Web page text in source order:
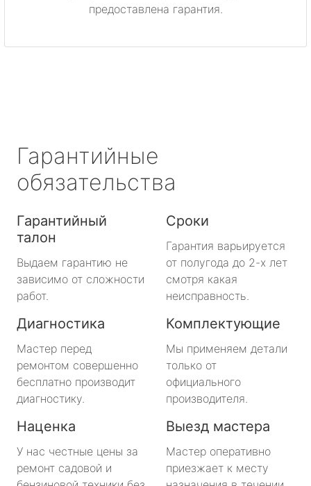
предоставлена гарантия.
Гарантийные
обязательства
Гарантийный
талон
Выдаем гарантию не
зависимо от сложности
работ.
Сроки
Гарантия варьируется
от полугода до 2-х лет
смотря какая
неисправность.
Диагностика
Мастер перед
ремонтом совершенно
бесплатно производит
диагностику.
Комплектующие
Мы применяем детали
только от
официального
производителя.
Наценка
У нас честные цены за
ремонт садовой и
Выезд мастера
Мастер оперативно
приезжает к месту